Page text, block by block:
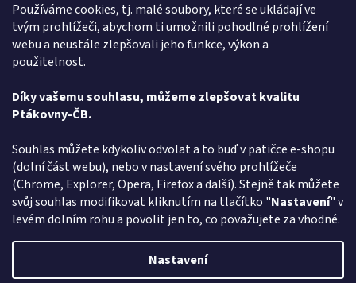
Používáme cookies, tj. malé soubory, které se ukládají ve
tvým prohlížeči, abychom ti umožnili pohodlné prohlížení
webu a neustále zlepšovali jeho funkce, výkon a
použitelnost.
Díky vašemu souhlasu, můžeme zlepšovat kvalitu
Ptákovny-ČB.
Souhlas můžete kdykoliv odvolat a to buď v patičce e-shopu
(dolní část webu), nebo v nastavení svého prohlížeče
(Chrome, Explorer, Opera, Firefox a další). Stejně tak můžete
svůj souhlas modifikovat kliknutím na tlačítko "Nastavení" v
levém dolním rohu a povolit jen to, co považujete za vhodné.
Nastavení
L Lída
Hodnocení obchodu je 5 z 5 hvězdiček.
31.7.2026
Způsob ověřování recenzí